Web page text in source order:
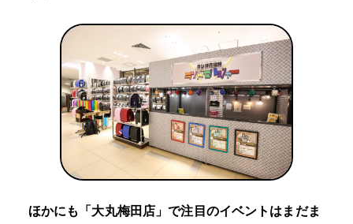
ほかにも「大丸梅田店」で注目のイベントはまだま